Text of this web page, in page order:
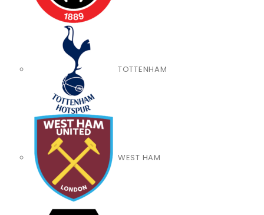
TOTTENHAM
WEST HAM